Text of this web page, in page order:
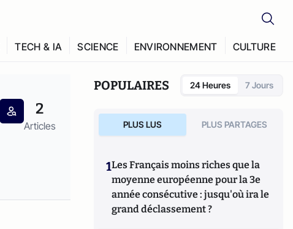
TECH & IA SCIENCE ENVIRONNEMENT CULTURE
2
Articles
POPULAIRES 24 Heures 7 Jours
PLUS LUS PLUS PARTAGES
1Les Français moins riches que la
moyenne européenne pour la 3e
année consécutive : jusqu'où ira le
grand déclassement ?